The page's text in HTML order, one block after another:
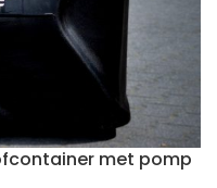
met pomp